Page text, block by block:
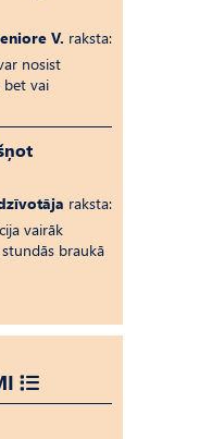
V. raksta:
nosist
bet vai
raksta:
vairāk
braukā